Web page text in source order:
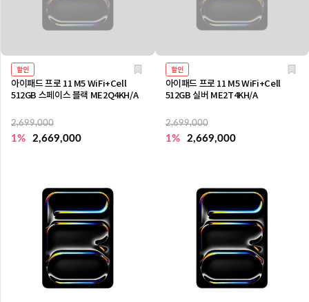
할인
아이패드 프로 11 M5 WiFi+Cell
512GB 스페이스 블랙 ME2Q4KH/A
2,699,000
1% 2,669,000
할인
아이패드 프로 11 M5 WiFi+Cell
512GB 실버 ME2T4KH/A
2,699,000
1% 2,669,000